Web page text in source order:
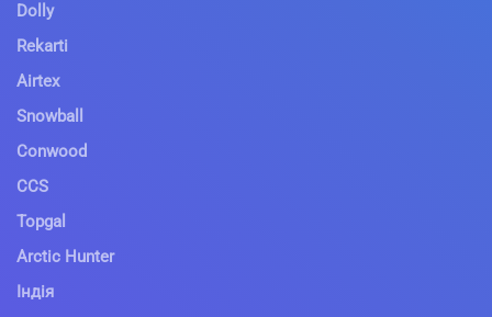
Dolly
Rekarti
Airtex
Snowball
Conwood
CCS
Topgal
Arctic Hunter
Індія